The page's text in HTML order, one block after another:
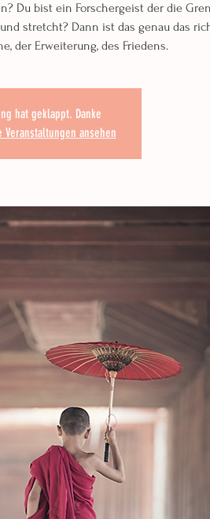
Du bist ein Forschergeist der die
stretcht? Dann ist das genau das
der Erweiterung, des Friedens.
hat geklappt. Danke
Veranstaltungen ansehen